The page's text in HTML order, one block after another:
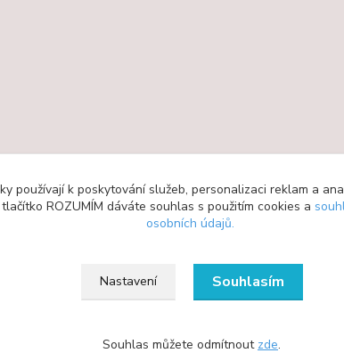
používají k poskytování služeb, personalizaci reklam a
ROZUMÍM dáváte souhlas s použitím cookies a
osobních údajů.
Nastavení Souhlasím
Souhlas můžete odmítnout zde.